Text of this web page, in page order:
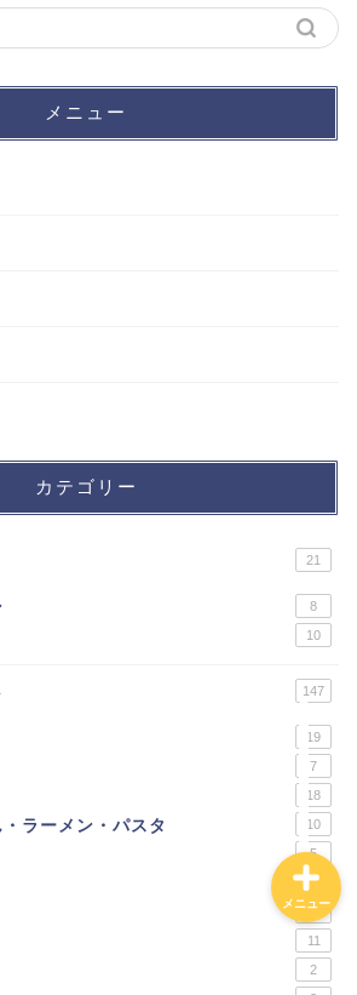
メニュー
カテゴリー
21
8
10
147
19
7
18
ラーメン・パスタ 10
5
36
24
11
2
メニュー